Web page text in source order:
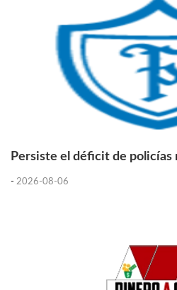
Persiste el déficit de policías
- 2026-08-06